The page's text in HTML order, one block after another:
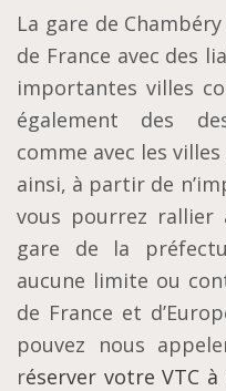
La gare de
de France avec des
importantes villes
également des
comme avec les
ainsi, à partir de
vous pourrez rallier
gare de la
aucune limite ou
de France et
pouvez nous
réserver votre VTC